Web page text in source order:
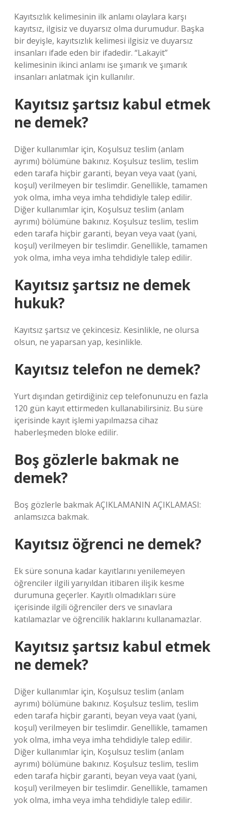
Kayıtsızlık kelimesinin ilk anlamı olaylara karşı
kayıtsız, ilgisiz ve duyarsız olma durumudur. Başka
bir deyişle, kayıtsızlık kelimesi ilgisiz ve duyarsız
insanları ifade eden bir ifadedir. “Lakayit”
kelimesinin ikinci anlamı ise şımarık ve şımarık
insanları anlatmak için kullanılır.
Kayıtsız şartsız kabul etmek
ne demek?
Diğer kullanımlar için, Koşulsuz teslim (anlam
ayrımı) bölümüne bakınız. Koşulsuz teslim, teslim
eden tarafa hiçbir garanti, beyan veya vaat (yani,
koşul) verilmeyen bir teslimdir. Genellikle, tamamen
yok olma, imha veya imha tehdidiyle talep edilir.
Diğer kullanımlar için, Koşulsuz teslim (anlam
ayrımı) bölümüne bakınız. Koşulsuz teslim, teslim
eden tarafa hiçbir garanti, beyan veya vaat (yani,
koşul) verilmeyen bir teslimdir. Genellikle, tamamen
yok olma, imha veya imha tehdidiyle talep edilir.
Kayıtsız şartsız ne demek
hukuk?
Kayıtsız şartsız ve çekincesiz. Kesinlikle, ne olursa
olsun, ne yaparsan yap, kesinlikle.
Kayıtsız telefon ne demek?
Yurt dışından getirdiğiniz cep telefonunuzu en fazla
120 gün kayıt ettirmeden kullanabilirsiniz. Bu süre
içerisinde kayıt işlemi yapılmazsa cihaz
haberleşmeden bloke edilir.
Boş gözlerle bakmak ne
demek?
Boş gözlerle bakmak AÇIKLAMANIN AÇIKLAMASI:
anlamsızca bakmak.
Kayıtsız öğrenci ne demek?
Ek süre sonuna kadar kayıtlarını yenilemeyen
öğrenciler ilgili yarıyıldan itibaren ilişik kesme
durumuna geçerler. Kayıtlı olmadıkları süre
içerisinde ilgili öğrenciler ders ve sınavlara
katılamazlar ve öğrencilik haklarını kullanamazlar.
Kayıtsız şartsız kabul etmek
ne demek?
Diğer kullanımlar için, Koşulsuz teslim (anlam
ayrımı) bölümüne bakınız. Koşulsuz teslim, teslim
eden tarafa hiçbir garanti, beyan veya vaat (yani,
koşul) verilmeyen bir teslimdir. Genellikle, tamamen
yok olma, imha veya imha tehdidiyle talep edilir.
Diğer kullanımlar için, Koşulsuz teslim (anlam
ayrımı) bölümüne bakınız. Koşulsuz teslim, teslim
eden tarafa hiçbir garanti, beyan veya vaat (yani,
koşul) verilmeyen bir teslimdir. Genellikle, tamamen
yok olma, imha veya imha tehdidiyle talep edilir.